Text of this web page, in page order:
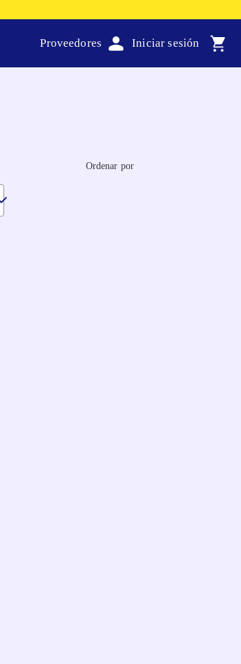
Proveedores
Ordenar por